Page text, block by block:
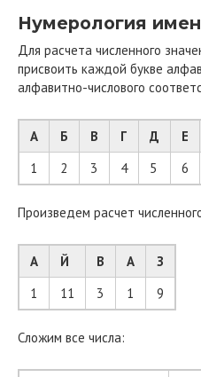
Нумерология
Для расчета численного
присвоить каждой букве
алфавитно-числового
А Б В Г Д Е
1
2 3 4 5 6
Произведем расчет
А Й В А
З
1
11 3 1 9
Сложим все числа: